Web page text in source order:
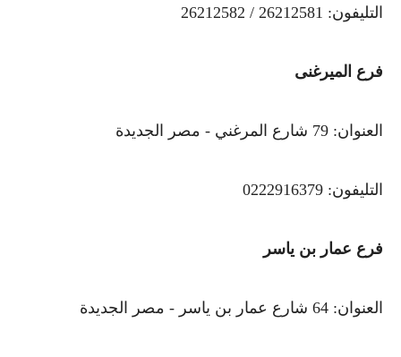
التليفون: 26212581 / 26212582
فرع الميرغنى
العنوان: 79 شارع المرغني - مصر الجديدة
التليفون: 0222916379
فرع عمار بن ياسر
العنوان: 64 شارع عمار بن ياسر - مصر الجديدة